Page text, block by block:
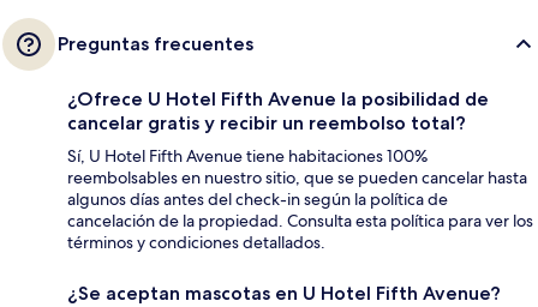
Preguntas frecuentes
¿Ofrece U Hotel Fifth Avenue la posibilidad de
cancelar gratis y recibir un reembolso total?
Sí, U Hotel Fifth Avenue tiene habitaciones 100%
reembolsables en nuestro sitio, que se pueden cancelar hasta
algunos días antes del check-in según la política de
cancelación de la propiedad. Consulta esta política para ver los
términos y condiciones detallados.
¿Se aceptan mascotas en U Hotel Fifth Avenue?